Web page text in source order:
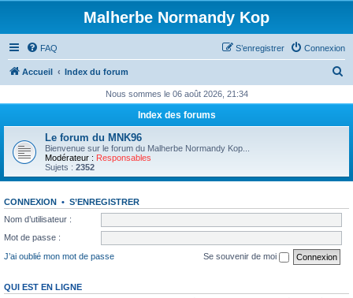
Malherbe Normandy Kop
FAQ Connexion
S’enregistrer
Accueil Index du forum
h
c
Nous sommes le 06 août 2026, 21:34
Index des forums
Le forum du MNK96
Bienvenue sur le forum du Malherbe Normandy Kop...
Modérateur : Responsables
Sujets : 2352
CONNEXION • S’ENREGISTRER
Nom d’utilisateur :
Mot de passe :
J’ai oublié mon mot de passe
Se souvenir de moi
QUI EST EN LIGNE